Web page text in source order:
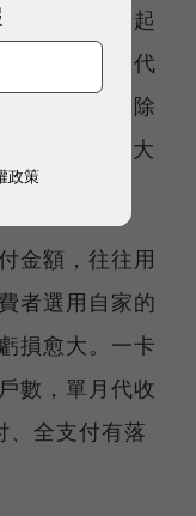
用之後，談起
對不會衝刺代
釋，一卡通除
和B2G兩大
不盡相同。
金額，往往用
者選用自家的
損愈大。一卡
數，單月代收
、全支付有落
政策